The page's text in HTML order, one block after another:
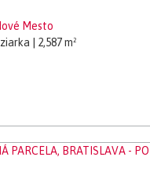
Mesto
| 2,587 m²